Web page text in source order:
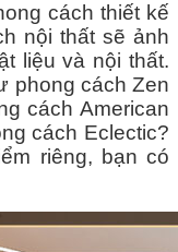
cách thiết kế
nội thất sẽ ảnh
liệu và nội thất.
phong cách Zen
cách American
cách Eclectic?
riêng, bạn có